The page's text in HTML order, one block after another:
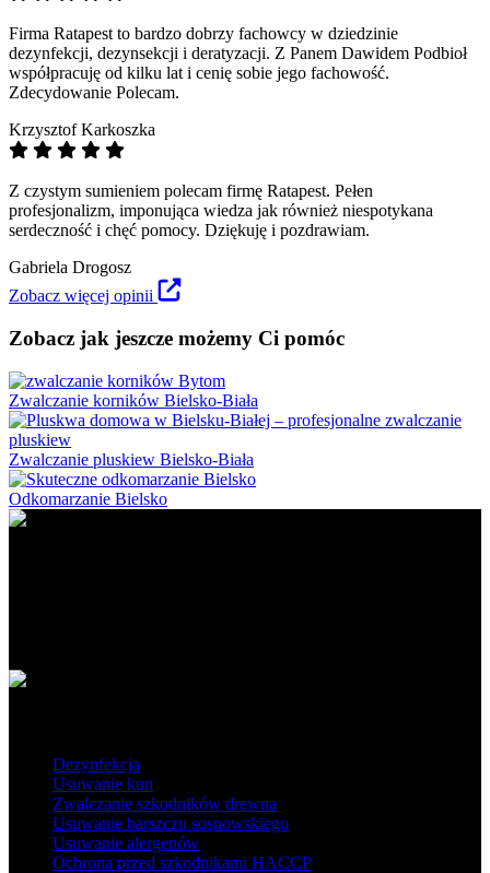
Firma Ratapest to bardzo dobrzy fachowcy w dziedzinie
dezynfekcji, dezynsekcji i deratyzacji. Z Panem Dawidem Podbioł
współpracuję od kilku lat i cenię sobie jego fachowość.
Zdecydowanie Polecam.
Krzysztof Karkoszka
Z czystym sumieniem polecam firmę Ratapest. Pełen
profesjonalizm, imponująca wiedza jak również niespotykana
serdeczność i chęć pomocy. Dziękuję i pozdrawiam.
Gabriela Drogosz
Zobacz więcej opinii
Zobacz jak jeszcze możemy Ci pomóc
Zwalczanie korników Bielsko-Biała
Zwalczanie pluskiew Bielsko-Biała
Odkomarzanie Bielsko
Dezynfekcja
Usuwanie kun
Zwalczanie szkodników drewna
Usuwanie barszczu sosnowskiego
Usuwanie alergenów
Ochrona przed szkodnikami HACCP